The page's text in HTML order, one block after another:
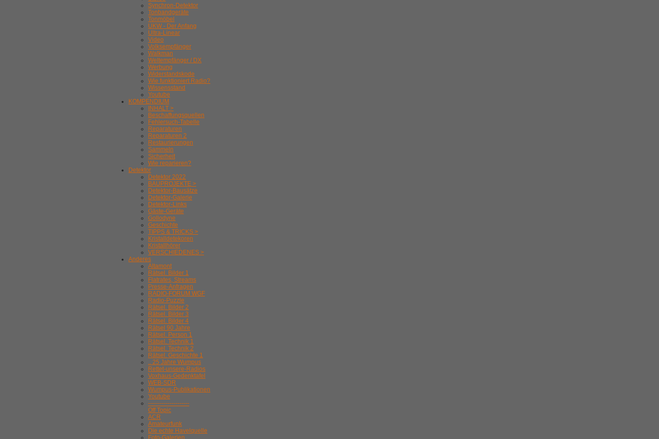
Synchron-Detektor
Tonbandgeräte
Tonmöbel
UKW - Der Anfang
Ultra-Linear
Video
Volksempfänger
Walkman
Weltempfänger / DX
Werbung
Widerstandskode
Wie funktioniert Radio?
Wissensstand
Youtube
KOMPENDIUM
INHALT >
Beschaffungsquellen
Fehlersuch-Tabelle
Reparaturen
Reparaturen 2
Restaurierungen
Sammeln
Sicherheit
Wie reparieren?
Detektor
Detektor 2022
BAUPROJEKTE >
Detektor-Bausätze
Detektor-Galerie
Detektor-Links
Gäste-Geräte
Gollodyne
Geschichte
TIPPS & TRICKS >
Kristalldetekoren
Kristallhörer
VERSCHIEDENES >
Anderes
Altamont
Rätsel. Bilder 1
Flatrates, Streams
Presse-Anfragen
RADIO-FORUM WGF
Radio-Puzzle
Rätsel. Bilder 2
Rätsel. Bilder 3
Rätsel. Bilder 4
Rätsel 90 Jahre
Rätsel. Person 1
Rätsel. Technik 1
Rätsel. Technik 2
Rätsel. Geschichte 1
.. 25 Jahre Wumpus
Rettet-unsere-Radios
Voxhaus-Gedenktafel
WEB-SDR
Wumpus-Publikationen
Youtube
---------------------
Off Topic
ACR
Amateurfunk
Die echte Havelquelle
Foto-Galerien